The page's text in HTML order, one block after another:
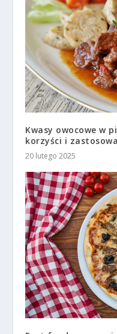
Kwasy owocowe w
korzyści i
20 lutego 2025